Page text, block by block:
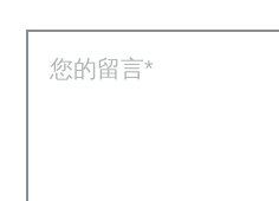
您的留言